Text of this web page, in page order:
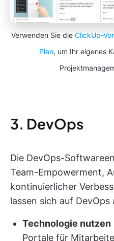
Verwenden Sie die ClickUp-
Plan, um Ihr eigenes
3. DevOps
Die DevOps-
Team-Empowerment,
kontinuierlicher
lassen sich auf
Technologie nutzen
Portale für